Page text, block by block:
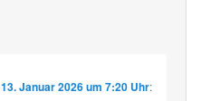
13. Januar 2026 um 7:20 Uhr: